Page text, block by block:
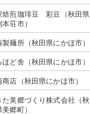
焙煎珈琲豆 彩豆（秋田県
荘市）
製麺所（秋田県にかほ市）
ほど舎（秋田県にかほ市）
商店（秋田県にかほ市）
た美郷づくり株式会社（秋
郷町）